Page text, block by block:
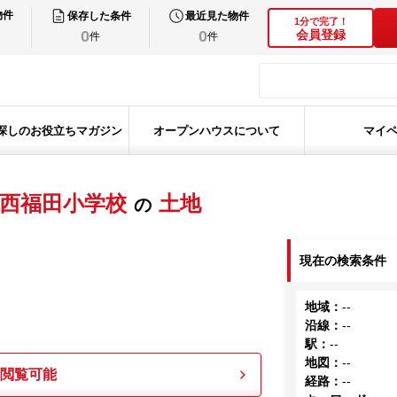
件 保存した条件
0件
最近見た物件
0件
1分で完了！
会員登録
しのお役立ちマガジン オープンハウスについて マイ
福田小学校 の 土地
覧可能
現在の検索条件
地域 ：--
沿線 ：--
駅 ：--
地図 ：--
経路 ：--